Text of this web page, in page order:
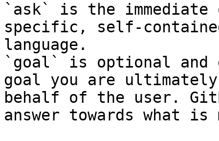
`ask` is the
specific, self-
language.
`goal` is optional and
goal you are
behalf of the user.
answer towards what